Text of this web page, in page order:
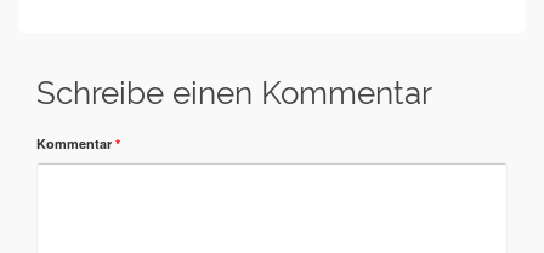
Schreibe einen Kommentar
Kommentar *